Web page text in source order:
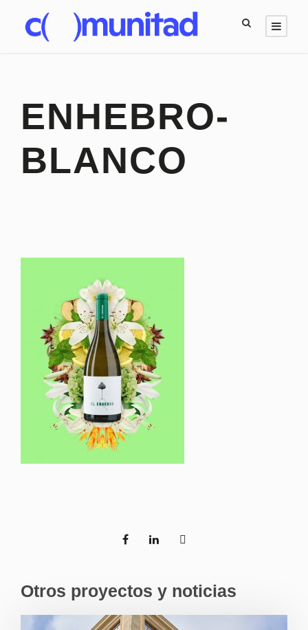
ENHEBRO-
BLANCO
Otros proyectos y noticias